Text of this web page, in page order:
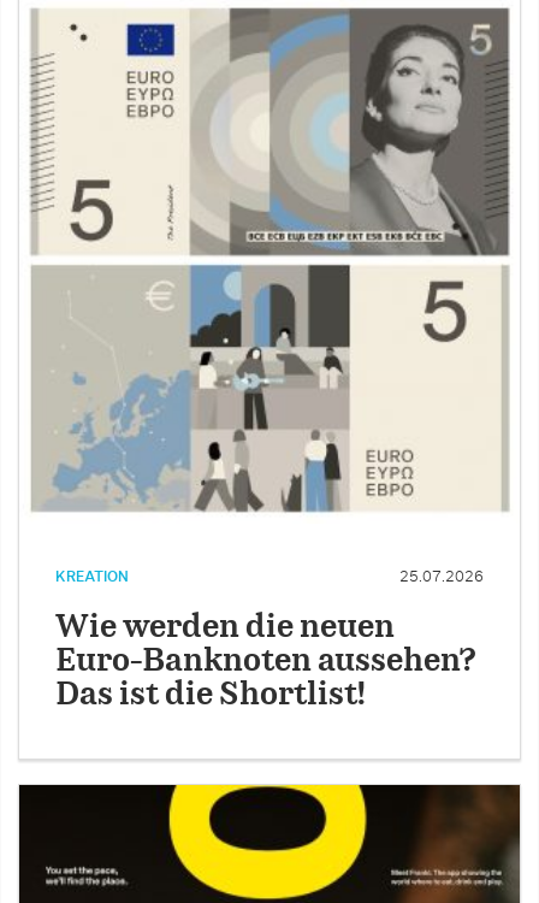
KREATION 25.07.2026
Wie werden die neuen
Euro-Banknoten aussehen?
Das ist die Shortlist!